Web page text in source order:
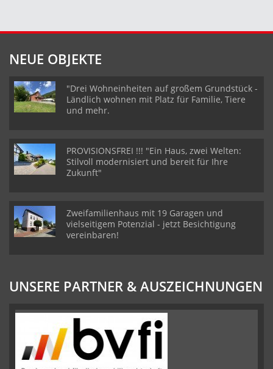
NEUE OBJEKTE
"Drei Wohneinheiten auf großem Grundstück -
Ländlich wohnen mit Platz für Familie, Tiere
und mehr.
PROVISIONSFREI !!! "Ein Haus, zwei Welten:
Stilvoll modernisiert und bereit für Ihre
Zukunft"
Zweifamilienhaus mit 19 Garagen und
vielseitigem Potenzial - jetzt Besichtigung
vereinbaren!
UNSERE PARTNER & AUSZEICHNUNGEN